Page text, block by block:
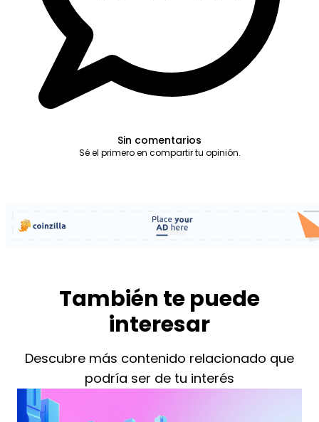
Sin comentarios
Sé el primero en compartir tu opinión.
También te puede
interesar
Descubre más contenido relacionado que
podría ser de tu interés